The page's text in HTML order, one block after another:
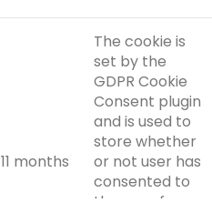
11 months
The cookie is
set by the
GDPR Cookie
Consent plugin
and is used to
store whether
or not user has
consented to
the use of